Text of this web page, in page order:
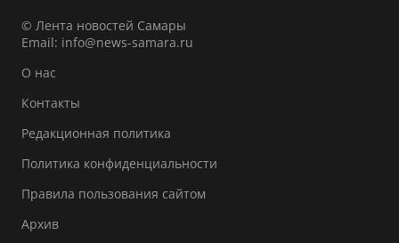
© Лента новостей Самары
Email: info@news-samara.ru
О нас
Контакты
Редакционная политика
Политика конфиденциальности
Правила пользования сайтом
Архив